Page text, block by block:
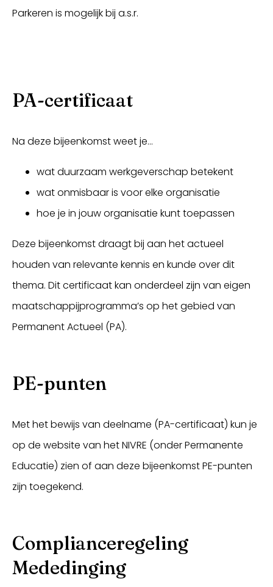
Parkeren is mogelijk bij a.s.r.
PA-certificaat
Na deze bijeenkomst weet je…
wat duurzaam werkgeverschap betekent
wat onmisbaar is voor elke organisatie
hoe je in jouw organisatie kunt toepassen
Deze bijeenkomst draagt bij aan het actueel
houden van relevante kennis en kunde over dit
thema. Dit certificaat kan onderdeel zijn van eigen
maatschappijprogramma’s op het gebied van
Permanent Actueel (PA).
PE-punten
Met het bewijs van deelname (PA-certificaat) kun je
op de website van het NIVRE (onder Permanente
Educatie) zien of aan deze bijeenkomst PE-punten
zijn toegekend.
Complianceregeling
Mededinging